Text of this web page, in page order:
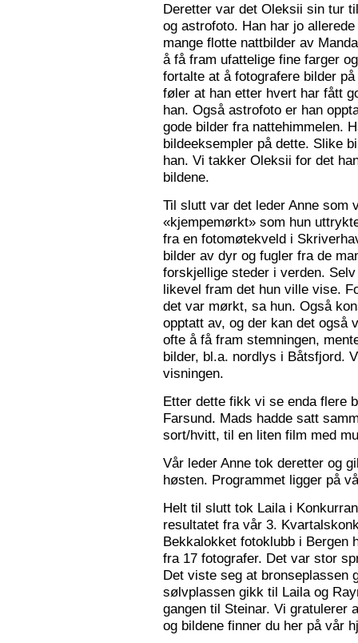
Deretter var det Oleksii sin tur
og astrofoto. Han har jo
mange flotte nattbilder av
å få fram ufattelige fine farger
fortalte at å fotografere bilder
føler at han etter hvert har fått
han. Også astrofoto er han
gode bilder fra nattehimmelen.
bildeeksempler på dette. Slike
han. Vi takker Oleksii for det
bildene.
Til slutt var det leder Anne som
«kjempemørkt» som hun
fra en fotomøtekveld i
bilder av dyr og fugler fra de
forskjellige steder i verden.
likevel fram det hun ville vise.
det var mørkt, sa hun. Også
opptatt av, og der kan det
ofte å få fram stemningen,
bilder, bl.a. nordlys i Båtsfjord.
visningen.
Etter dette fikk vi se enda flere
Farsund. Mads hadde satt
sort/hvitt, til en liten film med
Vår leder Anne tok deretter og
høsten. Programmet ligger på
Helt til slutt tok Laila i
resultatet fra vår 3.
Bekkalokket fotoklubb i
fra 17 fotografer. Det var stor
Det viste seg at bronseplassen
sølvplassen gikk til Laila og
gangen til Steinar. Vi gratulerer
og bildene finner du her på vår